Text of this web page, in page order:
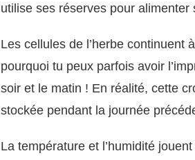
utilise ses réserves pour alimenter
Les cellules de l’herbe continuent
pourquoi tu peux parfois avoir
soir et le matin ! En réalité, cette
stockée pendant la journée
La température et l’humidité